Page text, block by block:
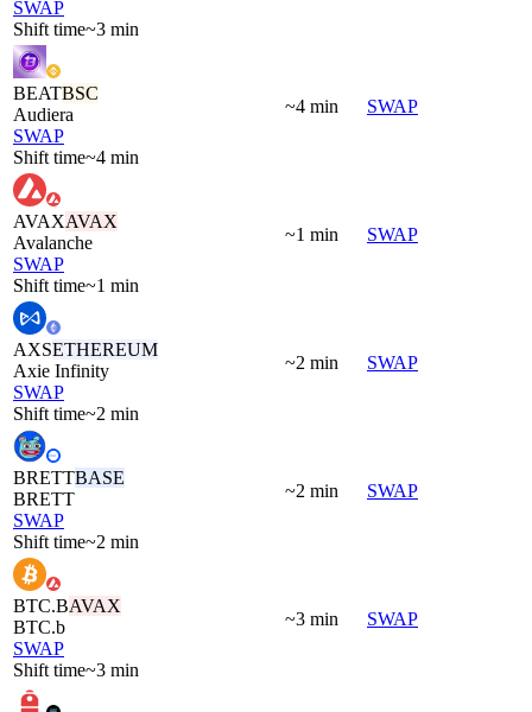
SWAP
Shift time~3 min
BEATBSC
Audiera
SWAP
Shift time~4 min
~4 min SWAP
AVAXAVAX
Avalanche
SWAP
Shift time~1 min
~1 min SWAP
AXSETHEREUM
Axie Infinity
SWAP
Shift time~2 min
~2 min SWAP
BRETTBASE
BRETT
SWAP
Shift time~2 min
~2 min SWAP
BTC.BAVAX
BTC.b
SWAP
Shift time~3 min
~3 min SWAP